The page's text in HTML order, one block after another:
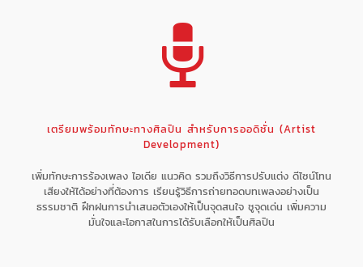
เตรียมพร้อมทักษะทางศิลปิน สำหรับการออดิชั่น (Artist
Development)
เพิ่มทักษะการร้องเพลง ไอเดีย แนวคิด รวมถึงวิธีการปรับแต่ง ดีไซน์โทน
เสียงให้ได้อย่างที่ต้องการ เรียนรู้วิธีการถ่ายทอดบทเพลงอย่างเป็น
ธรรมชาติ ฝึกฝนการนำเสนอตัวเองให้เป็นจุดสนใจ ชูจุดเด่น เพิ่มความ
มั่นใจและโอกาสในการได้รับเลือกให้เป็นศิลปิน